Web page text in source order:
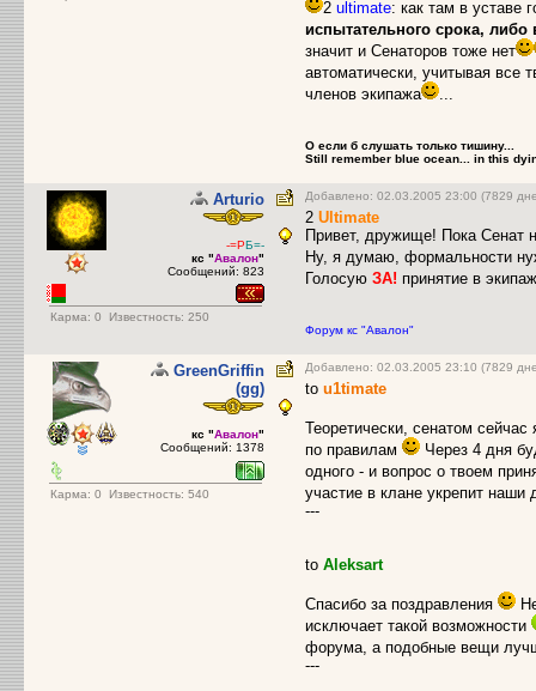
2 ultimate: как там в уставе
испытательного срока, либо
значит и Сенаторов тоже нет
автоматически, учитывая все
членов экипажа
...
О если б слушать только тишину...
Still remember blue ocean... in this
Arturio
-=РБ=-
кс "Авалон"
Сообщений: 823
Карма: 0 Известность: 250
Добавлено: 02.03.2005 23:00 (7829
2 Ultimate
Привет, дружище! Пока
Ну, я думаю, формальности
Голосую ЗА! принятие в
Форум кс "Авалон"
GreenGriffin
(gg)
кс "Авалон"
Сообщений: 1378
Карма: 0 Известность: 540
Добавлено: 02.03.2005 23:10 (7829
to u1timate
Теоретически, сенатом
по правилам
Через 4 дня
одного - и вопрос о твоем
участие в клане укрепит наши
---
to Aleksart
Спасибо за поздравления
исключает такой возможности
форума, а подобные вещи
---